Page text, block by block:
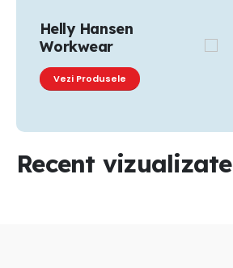
Diadora Utility
WorkWear
Vezi Produsele
Recent vizualizate